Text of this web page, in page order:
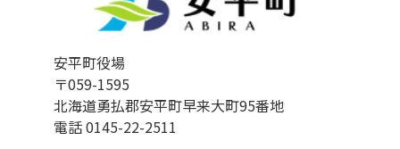
安平町役場
〒059-1595
北海道勇払郡安平町早来大町95番地
電話 0145-22-2511